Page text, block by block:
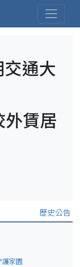
通大
外賃居
歷史公告
護家園